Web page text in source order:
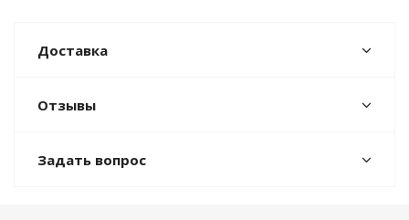
Доставка
Отзывы
Задать вопрос